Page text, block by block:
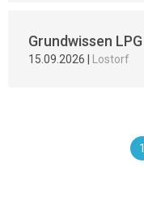
Grundwissen LPG
15.09.2026 Lostorf
1